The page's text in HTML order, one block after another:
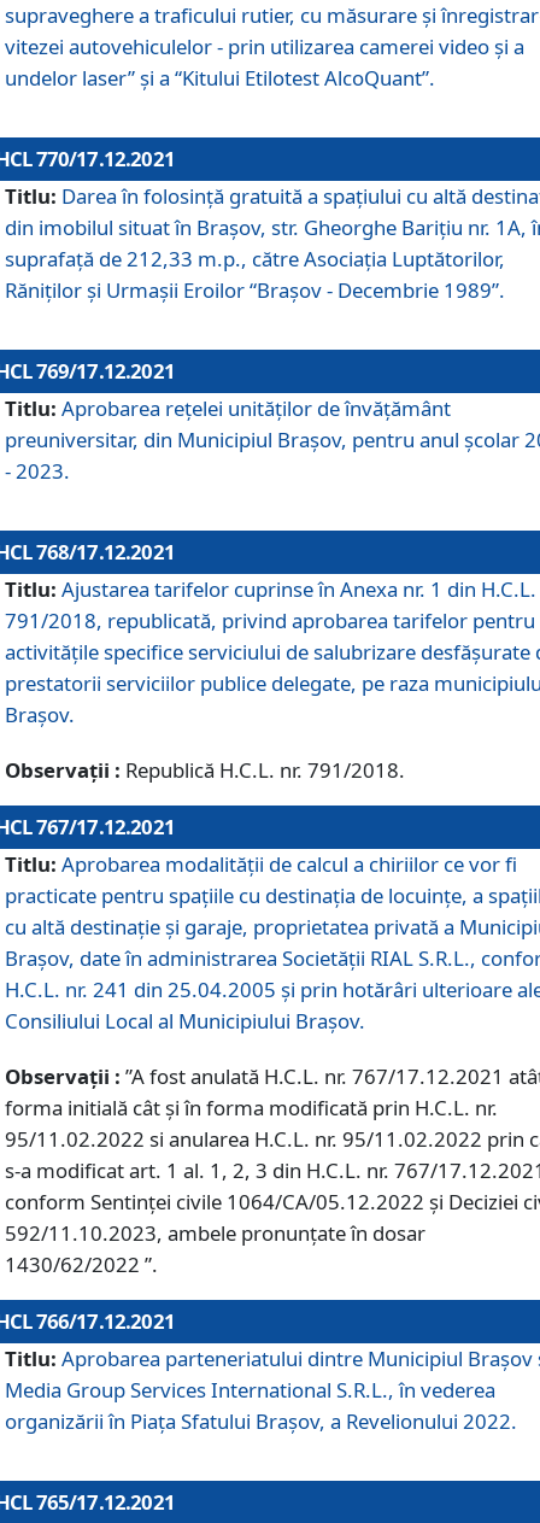
supraveghere a traficului rutier, cu măsurare și
vitezei autovehiculelor - prin utilizarea camerei video și a
undelor laser” și a “Kitului Etilotest AlcoQuant”.
770/17.12.2021
Titlu: Darea în folosinţă gratuită a spaţiului cu altă
din imobilul situat în Braşov, str. Gheorghe Bariţiu nr. 1A,
suprafaţă de 212,33 m.p., către Asociaţia Luptătorilor,
Răniţilor şi Urmaşii Eroilor “Braşov - Decembrie 1989”.
769/17.12.2021
Titlu: Aprobarea reţelei unităţilor de învăţământ
preuniversitar, din Municipiul Braşov, pentru anul şcolar
- 2023.
768/17.12.2021
Titlu: Ajustarea tarifelor cuprinse în Anexa nr. 1 din H.C.L.
791/2018, republicată, privind aprobarea tarifelor pentru
activităţile specifice serviciului de salubrizare desfăşurate
prestatorii serviciilor publice delegate, pe raza
Braşov.
Observații : Republică H.C.L. nr. 791/2018.
767/17.12.2021
Titlu: Aprobarea modalității de calcul a chiriilor ce vor fi
practicate pentru spaţiile cu destinaţia de locuinţe, a
cu altă destinaţie şi garaje, proprietatea privată a
Braşov, date în administrarea Societăţii RIAL S.R.L.,
H.C.L. nr. 241 din 25.04.2005 și prin hotărâri ulterioare
Consiliului Local al Municipiului Braşov.
Observații : ”A fost anulată H.C.L. nr. 767/17.12.2021
forma initială cât și în forma modificată prin H.C.L. nr.
95/11.02.2022 si anularea H.C.L. nr. 95/11.02.2022 prin
s-a modificat art. 1 al. 1, 2, 3 din H.C.L. nr. 767/
conform Sentinței civile 1064/CA/05.12.2022 și Deciziei
592/11.10.2023, ambele pronunțate în dosar
1430/62/2022 ”.
766/17.12.2021
Titlu: Aprobarea parteneriatului dintre Municipiul Brașov
Media Group Services International S.R.L., în vederea
organizării în Piața Sfatului Brașov, a Revelionului 2022.
765/17.12.2021